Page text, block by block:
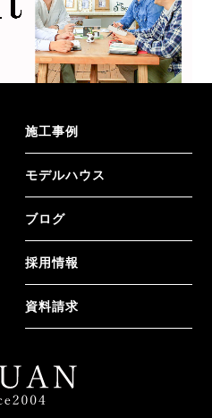
施工事例
モデルハウス
ブログ
採用情報
資料請求